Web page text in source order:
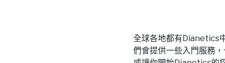
全球各地都有Dianetics
們會提供一些入門服務